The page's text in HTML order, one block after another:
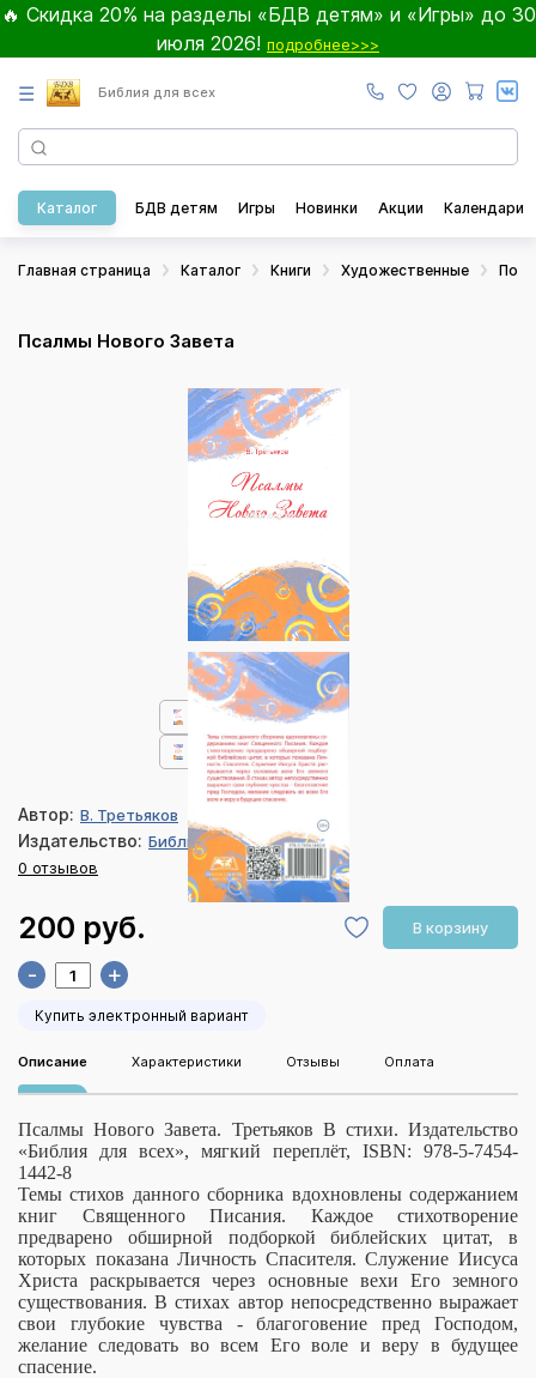
🔥 Скидка 20% на разделы «БДВ детям» и «Игры» до 30
июля 2026! подробнее>>>
☰ Библия для всех
Каталог БДВ детям Игры Новинки Акции Календари
Главная страница Каталог Книги Художественные
Псалмы Нового Завета
Автор: В. Третьяков
Издательство: Библия для всех
0 отзывов
200 руб. В корзину
- +
Купить электронный вариант
Описание Характеристики Отзывы Оплата
Псалмы Нового Завета. Третьяков В стихи. Издательство
«Библия для всех», мягкий переплёт, ISBN: 978-5-7454-
1442-8
Темы стихов данного сборника вдохновлены содержанием
книг Священного Писания. Каждое стихотворение
предварено обширной подборкой библейских цитат, в
которых показана Личность Спасителя. Служение Иисуса
Христа раскрывается через основные вехи Его земного
существования. В стихах автор непосредственно выражает
свои глубокие чувства - благоговение пред Господом,
желание следовать во всем Его воле и веру в будущее
спасение.